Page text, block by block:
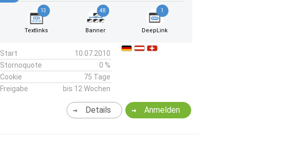
13
Textlinks
48
Banner
1
DeepLink
Start
10.07.2010
Stornoquote
0 %
Cookie
75 Tage
Freigabe
bis 12 Wochen
Anmelden
Details